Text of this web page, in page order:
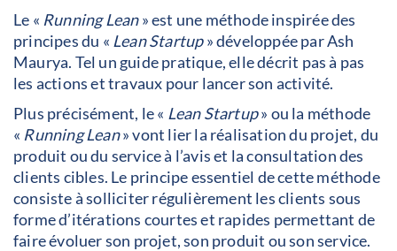
Le « Running Lean» est une méthode inspirée des
principes du « Lean Startup» développée par Ash
Maurya. Tel un guide pratique, elle décrit pas à pas
les actions et travaux pour lancer son activité.
Plus précisément, le « Lean Startup» ou la méthode
« Running Lean» vont lier la réalisation du projet, du
produit ou du service à l’avis et la consultation des
clients cibles. Le principe essentiel de cette méthode
consiste à solliciter régulièrement les clients sous
forme d’itérations courtes et rapides permettant de
faire évoluer son projet, son produit ou son service.